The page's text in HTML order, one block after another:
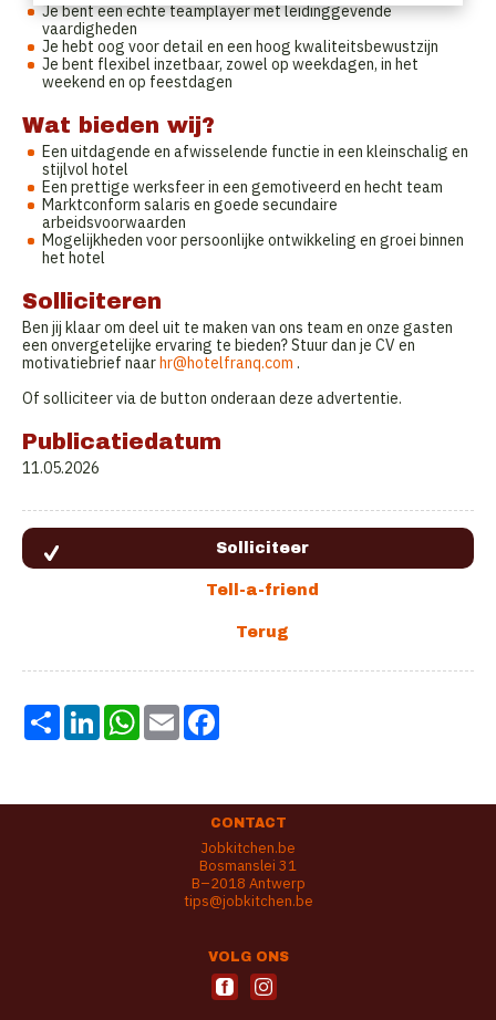
Je bent een echte teamplayer met leidinggevende
vaardigheden
Je hebt oog voor detail en een hoog kwaliteitsbewustzijn
Je bent flexibel inzetbaar, zowel op weekdagen, in het
weekend en op feestdagen
Wat bieden wij?
Een uitdagende en afwisselende functie in een kleinschalig en
stijlvol hotel
Een prettige werksfeer in een gemotiveerd en hecht team
Marktconform salaris en goede secundaire
arbeidsvoorwaarden
Mogelijkheden voor persoonlijke ontwikkeling en groei binnen
het hotel
Solliciteren
Ben jij klaar om deel uit te maken van ons team en onze gasten
een onvergetelijke ervaring te bieden? Stuur dan je CV en
motivatiebrief naarhr@hotelfranq.com .
Of solliciteer via de button onderaan deze advertentie.
Publicatiedatum
11.05.2026
Share LinkedInWhatsApp
Email
CONTACT
Jobkitchen.be
Bosmanslei 31
B–2018 Antwerp
tips@jobkitchen.be
VOLG ONS